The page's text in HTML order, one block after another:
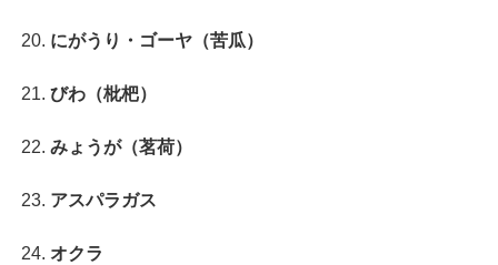
にがうり・ゴーヤ（苦瓜）
びわ（枇杷）
みょうが（茗荷）
アスパラガス
オクラ